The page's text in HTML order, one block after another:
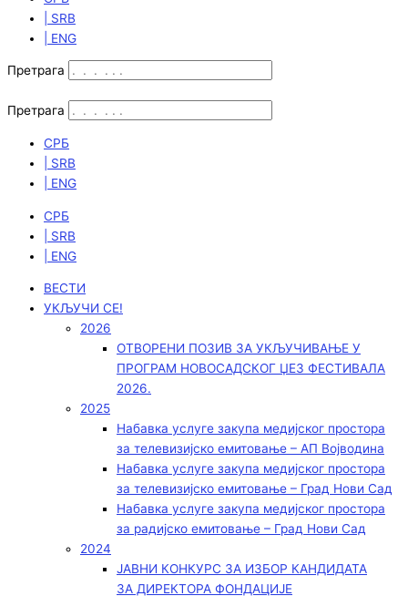
| SRB
| ENG
Претрага
Претрага
СРБ
| SRB
| ENG
СРБ
| SRB
| ENG
ВЕСТИ
УКЉУЧИ СЕ!
2026
ОТВОРЕНИ ПОЗИВ ЗА УКЉУЧИВАЊЕ У
ПРОГРАМ НОВОСАДСКОГ ЏЕЗ ФЕСТИВАЛА
2026.
2025
Набавка услуге закупа медијског простора
за телевизијско емитовање – АП Војводинa
Набавка услуге закупа медијског простора
за телевизијско емитовање – Град Нови Сад
Набавка услуге закупа медијског простора
за радијско емитовање – Град Нови Сад
2024
ЈАВНИ КОНКУРС ЗА ИЗБОР КАНДИДАТА
ЗА ДИРЕКТОРА ФОНДАЦИЈЕ